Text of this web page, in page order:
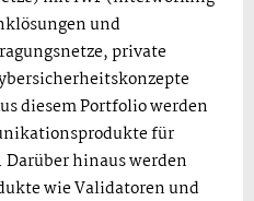
und
private
diesem Portfolio werden
für
hinaus werden
wie Validatoren und